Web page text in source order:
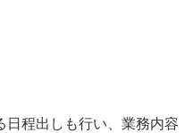
日程出しも行い、業務内容